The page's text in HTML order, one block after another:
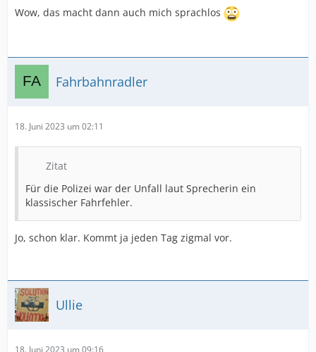
Wow, das macht dann auch mich sprachlos
Fahrbahnradler
18. Juni 2023 um 02:11
Zitat
Für die Polizei war der Unfall laut Sprecherin ein
klassischer Fahrfehler.
Jo, schon klar. Kommt ja jeden Tag zigmal vor.
Ullie
18. Juni 2023 um 09:16